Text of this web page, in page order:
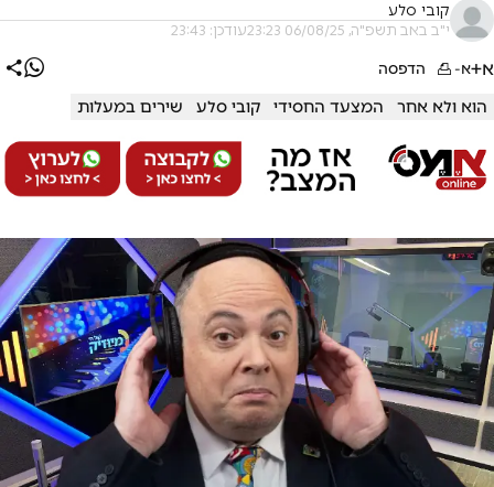
קובי סלע
י"ב באב תשפ"ה, 06/08/25 23:23 עודכן: 23:43
א+א- הדפסה
הוא ולא אחר המצעד החסידי קובי סלע שירים במעלות